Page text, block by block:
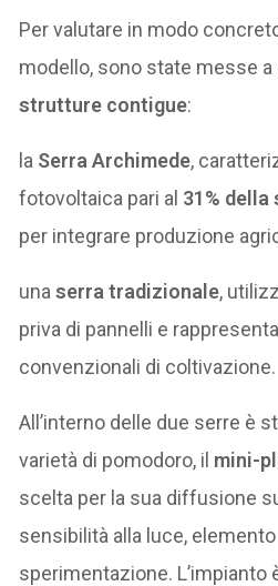
Per valutare in modo
modello, sono state messe
strutture contigue:
la Serra Archimede,
fotovoltaica pari al 31%
per integrare produzione
unaserra tradizionale,
priva di pannelli e
convenzionali di coltivazione.
All’interno delle due serre è
varietà di pomodoro, il mini-
scelta per la sua diffusione
sensibilità alla luce,
sperimentazione.